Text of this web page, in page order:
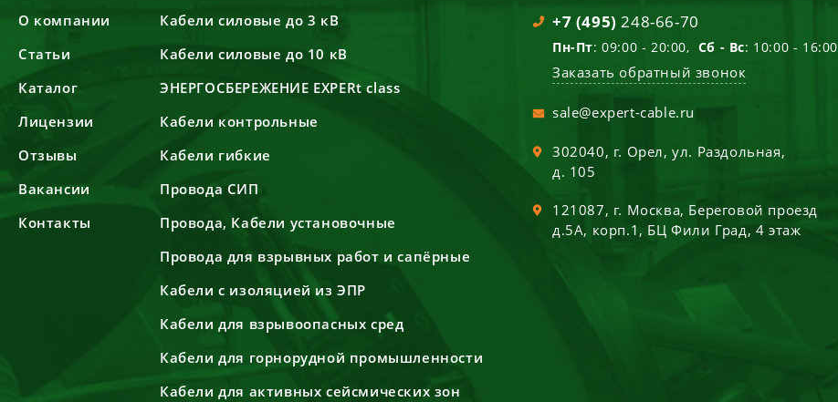
О компании
Статьи
Каталог
Лицензии
Отзывы
Вакансии
Контакты
Кабели силовые до 3 кВ
Кабели силовые до 10 кВ
ЭНЕРГОСБЕРЕЖЕНИЕ EXPERt class
Кабели контрольные
Кабели гибкие
Провода СИП
Провода, Кабели установочные
Провода для взрывных работ и сапёрные
Кабели с изоляцией из ЭПР
Кабели для взрывоопасных сред
Кабели для горнорудной промышленности
Кабели для активных сейсмических зон
+7 (495) 248-66-70
Пн-Пт: 09:00 - 20:00, Сб - Вс: 10:00 - 16:00
Заказать обратный звонок
sale@expert-cable.ru
302040, г. Орел,ул. Раздольная,
д. 105
121087, г. Москва, Береговой проезд
д.5А, корп.1, БЦ Фили Град, 4 этаж